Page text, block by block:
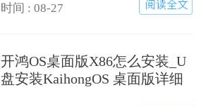
时间 : 08-27
开鸿OS桌面版X86怎么安装_U
盘安装KaihongOS 桌面版详细